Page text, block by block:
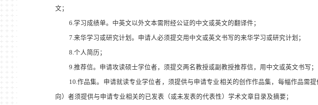
文 ；
6.学习成绩单。中英文以外文本需附经公证的中文或英文的翻译件 ；
7.来华学习或研究计划。申请人必须提交用中文或英文书写的来华学习或研究计划 ；
8.个人简历 ；
9.推荐信。申请攻读硕士学位者，须提交两名教授或副教授推荐信，用中文或英文书写 ；
10.作品集。申请就读专业学位者，须提供与申请专业相关的创作作品集，每幅作品需
向）者须提供与申请专业相关的已发表（或未发表的代表性）学术文章目录及摘要 ；